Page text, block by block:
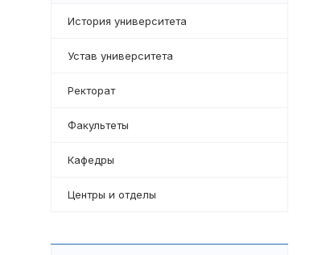
История университета
Устав университета
Ректорат
Факультеты
Кафедры
Центры и отделы